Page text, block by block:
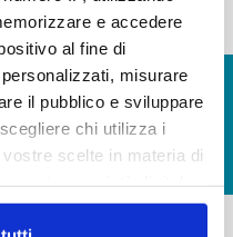
e accedere
al fine di
misurare
il pubblico e sviluppare
chi utilizza i
scelte in materia di
È possibile
GLOSSARIO
GIUDICA IL SERVIZIO
LAVORA CON NOI